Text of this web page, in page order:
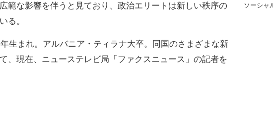
範な影響を伴うと見ており、政治エリートは新しい秩序の
る。
生まれ。アルバニア・ティラナ大卒。同国のさまざまな新
、現在、ニューステレビ局「ファクスニュース」の記者を
ソーシャ